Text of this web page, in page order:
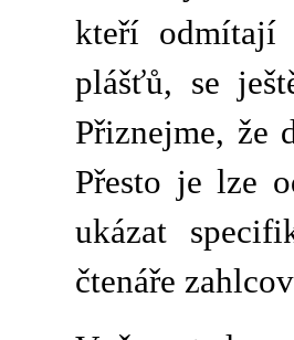
kteří odmítají
plášťů, se
Přiznejme, že
Přesto je lze
ukázat
čtenáře